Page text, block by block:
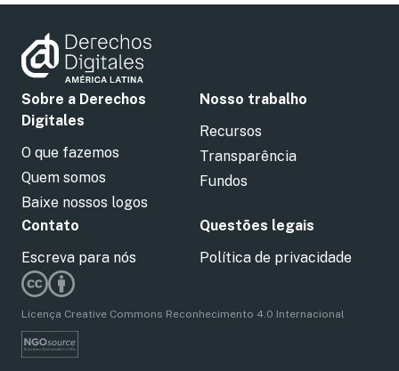
Sobre a Derechos
Digitales
O que fazemos
Quem somos
Baixe nossos logos
Nosso trabalho
Recursos
Transparência
Fundos
Contato
Escreva para nós
Questões legais
Política de privacidade
Licença Creative Commons Reconhecimento 4.0 Internacional